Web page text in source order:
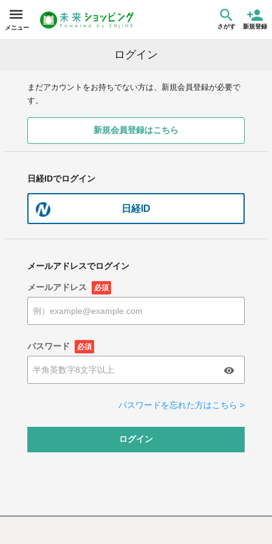
メニュー さがす 新規登録
ログイン
まだアカウントをお持ちでない方は、新規会員登録が必要で
す。
新規会員登録はこちら
日経IDでログイン
日経ID
メールアドレスでログイン
メールアドレス 必須
パスワード 必須
パスワードを忘れた方はこちら >
ログイン